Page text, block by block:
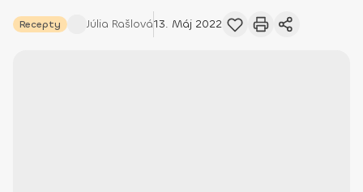
Recepty Júlia Rašlová13. Máj 2022